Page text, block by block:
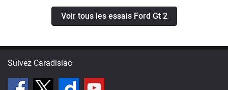
Voir tous les essais Ford Gt 2
Suivez Caradisiac